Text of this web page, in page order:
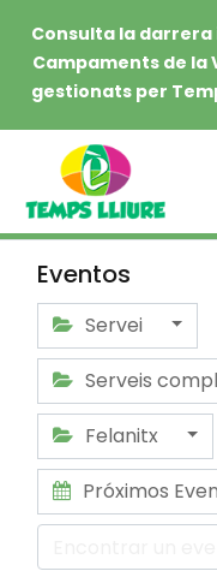
Consulta la
Campaments de la
gestionats per
Eventos
Servei
Serveis
Felanitx
Próximos